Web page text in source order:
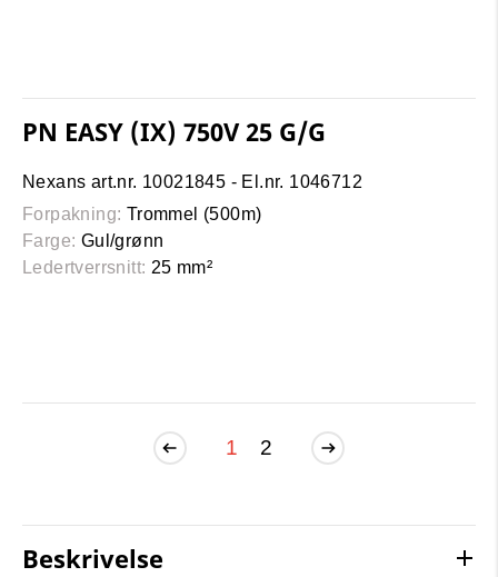
PN EASY (IX) 750V 25 G/G
Nexans art.nr. 10021845 - El.nr. 1046712
Forpakning: Trommel (500m)
Farge: Gul/grønn
Ledertverrsnitt: 25 mm²
1 2
Beskrivelse